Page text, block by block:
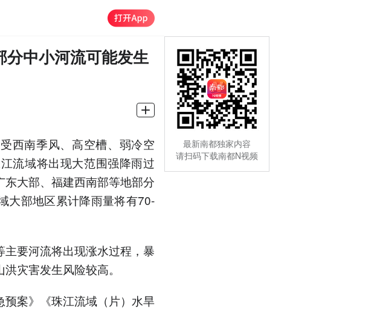
中小河流可能发生
西南季风、高空槽、弱冷空
流域将出现大范围强降雨过
大部、福建西南部等地部分
大部地区累计降雨量将有70-
要河流将出现涨水过程，暴
灾害发生风险较高。
案》《珠江流域（片）水旱
最新南都独家内容
请扫码下载南都N视频